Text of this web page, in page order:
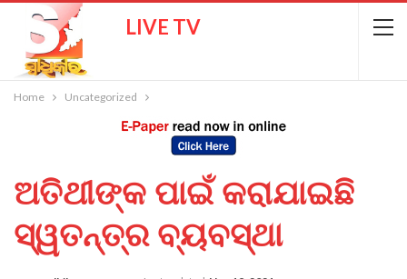
LIVE TV
Home Uncategorized
ଅତିଥୀଙ୍କ ପାଇଁ କରାଯାଇଛି
ସ୍ୱତନ୍ତ୍ର ବ୍ୟବସ୍ଥା